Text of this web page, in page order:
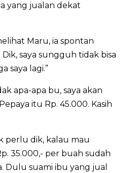
yang jualan dekat
Maru, ia spontan
saya sungguh tidak bisa
saya lagi.”
apa-apa bu, saya akan
itu Rp. 45.000. Kasih
perlu dik, kalau mau
35.000,- per buah sudah
Dulu suami ibu yang jual